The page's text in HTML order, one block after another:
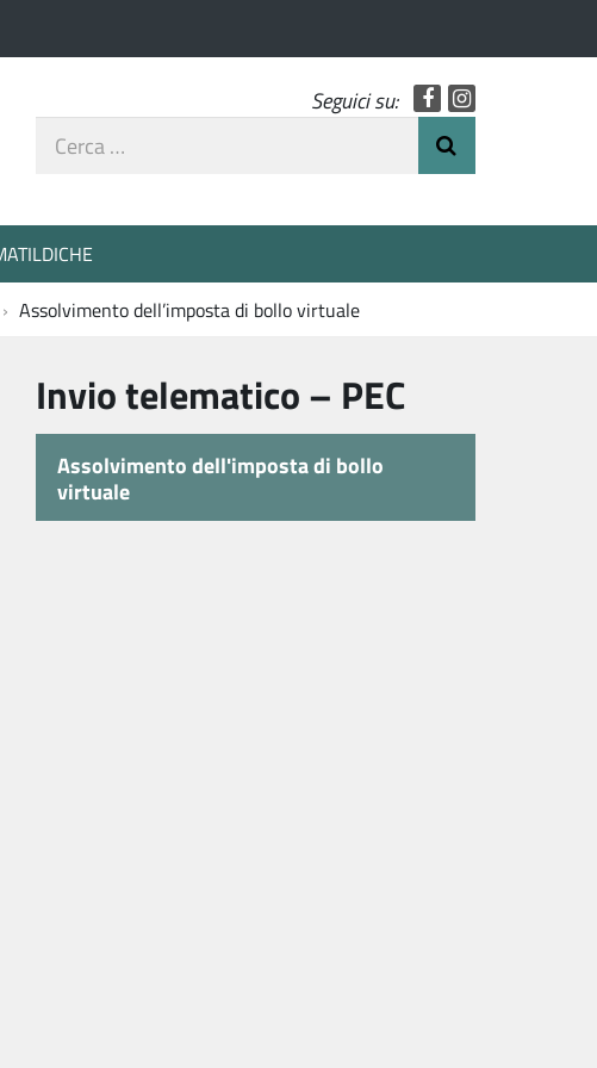
Seguici su: Facebook
Cerca
Assolvimento dell’imposta di bollo virtuale
Invio telematico – PEC
Assolvimento dell'imposta di bollo
virtuale